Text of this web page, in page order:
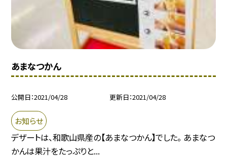
あまなつかん
公開日 2021/04/28 更新日 2021/04/28
お知らせ
デザートは、和歌山県産の【あまなつかん】でした。 あまなつ
かんは果汁をたっぷりと...